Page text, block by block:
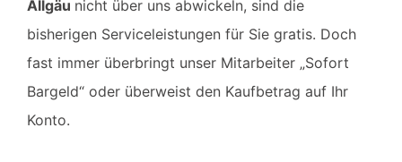
Allgäu nicht über uns abwickeln, sind die
bisherigen Serviceleistungen für Sie gratis. Doch
fast immer überbringt unser Mitarbeiter „Sofort
Bargeld“ oder überweist den Kaufbetrag auf Ihr
Konto.